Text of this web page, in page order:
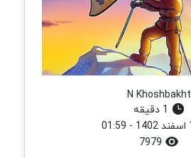
N Khoshbakht